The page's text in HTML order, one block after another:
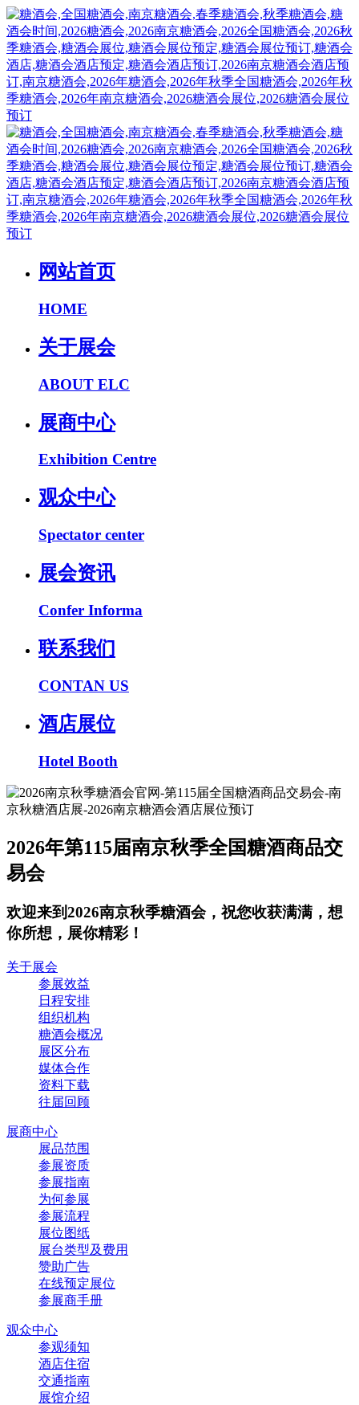
网站首页
HOME
关于展会
ABOUT ELC
展商中心
Exhibition Centre
观众中心
Spectator center
展会资讯
Confer Informa
联系我们
CONTAN US
酒店展位
Hotel Booth
2026年第115届南京秋季全国糖酒商品交
易会
欢迎来到2026南京秋季糖酒会，祝您收获满满，想
你所想，展你精彩！
关于展会
参展效益
日程安排
组织机构
糖酒会概况
展区分布
媒体合作
资料下载
往届回顾
展商中心
展品范围
参展资质
参展指南
为何参展
参展流程
展位图纸
展台类型及费用
赞助广告
在线预定展位
参展商手册
观众中心
参观须知
酒店住宿
交通指南
展馆介绍